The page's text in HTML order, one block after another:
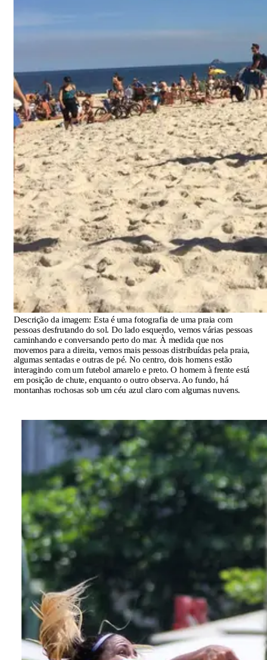
Descrição da imagem: Esta é uma fotografia de uma praia com
pessoas desfrutando do sol. Do lado esquerdo, vemos várias pessoas
caminhando e conversando perto do mar. À medida que nos
movemos para a direita, vemos mais pessoas distribuídas pela praia,
algumas sentadas e outras de pé. No centro, dois homens estão
interagindo com um futebol amarelo e preto. O homem à frente está
em posição de chute, enquanto o outro observa. Ao fundo, há
montanhas rochosas sob um céu azul claro com algumas nuvens.